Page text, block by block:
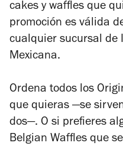
cakes y waffles que
promoción es válida
cualquier sucursal de
Mexicana.
Ordena todos los
que quieras —se
dos—. O si prefieres
Belgian Waffles que